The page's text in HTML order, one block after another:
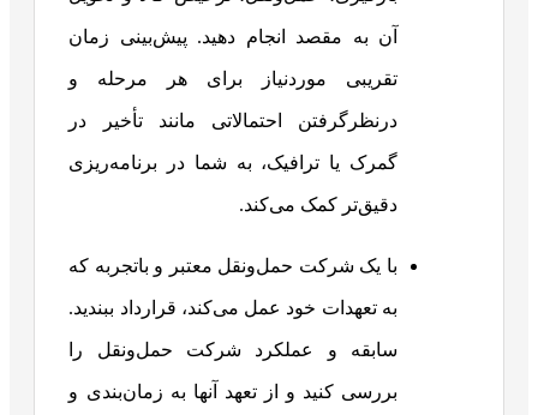
آن به مقصد انجام دهید. پیش‌بینی زمان
تقریبی موردنیاز برای هر مرحله و
درنظرگرفتن احتمالاتی مانند تأخیر در
گمرک یا ترافیک، به شما در برنامه‌ریزی
دقیق‌تر کمک می‌کند.
با یک شرکت حمل‌ونقل معتبر و باتجربه که
به تعهدات خود عمل می‌کند، قرارداد ببندید.
سابقه و عملکرد شرکت حمل‌ونقل را
بررسی کنید و از تعهد آنها به زمان‌بندی و